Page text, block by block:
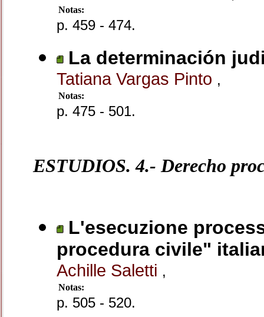
Notas:
p. 459 - 474.
La determinación
Tatiana Vargas Pinto ,
Notas:
p. 475 - 501.
ESTUDIOS. 4.- Derecho
L'esecuzione
procedura civile"
Achille Saletti ,
Notas:
p. 505 - 520.